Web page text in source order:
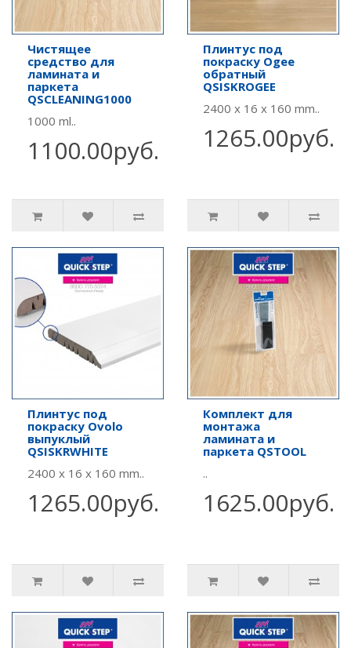
Чистящее
средство для
ламината и
паркета
QSCLEANING1000
1000 ml..
1100.00руб.
Плинтус под
покраску Ogee
обратный
QSISKROGEE
2400 x 16 x 160 mm..
1265.00руб.
Плинтус под
покраску Ovolo
выпуклый
QSISKRWHITE
2400 x 16 x 160 mm..
1265.00руб.
Комплект для
монтажа
ламината и
паркета QSTOOL
..
1625.00руб.